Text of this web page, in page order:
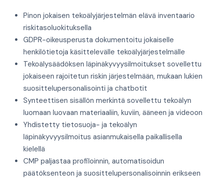
Pinon jokaisen tekoälyjärjestelmän elävä inventaario
riskitasoluokituksella
GDPR-oikeusperusta dokumentoitu jokaiselle
henkilötietoja käsittelevälle tekoälyjärjestelmälle
Tekoälysäädöksen läpinäkyvyysilmoitukset sovellettu
jokaiseen rajoitetun riskin järjestelmään, mukaan lukien
suosittelupersonalisointi ja chatbotit
Synteettisen sisällön merkintä sovellettu tekoälyn
luomaan luovaan materiaaliin, kuviin, ääneen ja videoon
Yhdistetty tietosuoja- ja tekoälyn
läpinäkyvyysilmoitus asianmukaisella paikallisella
kielellä
CMP paljastaa profiloinnin, automatisoidun
päätöksenteon ja suosittelupersonalisoinnin erikseen